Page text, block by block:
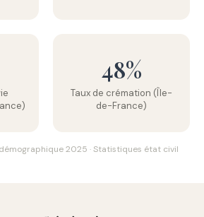
48%
Taux de crémation (Île-
de-France)
démographique 2025 · Statistiques état civil